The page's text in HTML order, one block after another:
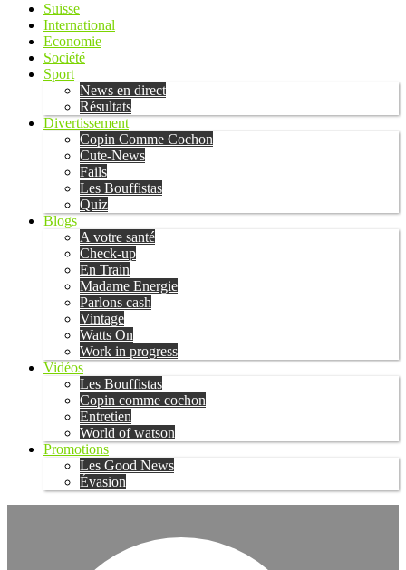
Suisse
International
Economie
Société
Sport
News en direct
Résultats
Divertissement
Copin Comme Cochon
Cute-News
Fails
Les Bouffistas
Quiz
Blogs
A votre santé
Check-up
En Train
Madame Energie
Parlons cash
Vintage
Watts On
Work in progress
Vidéos
Les Bouffistas
Copin comme cochon
Entretien
World of watson
Promotions
Les Good News
Évasion